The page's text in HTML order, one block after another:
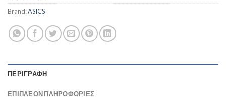
Brand:ASICS
ΠΕΡΙΓΡΑΦΉ
ΕΠΙΠΛΈΟΝ ΠΛΗΡΟΦΟΡΊΕΣ